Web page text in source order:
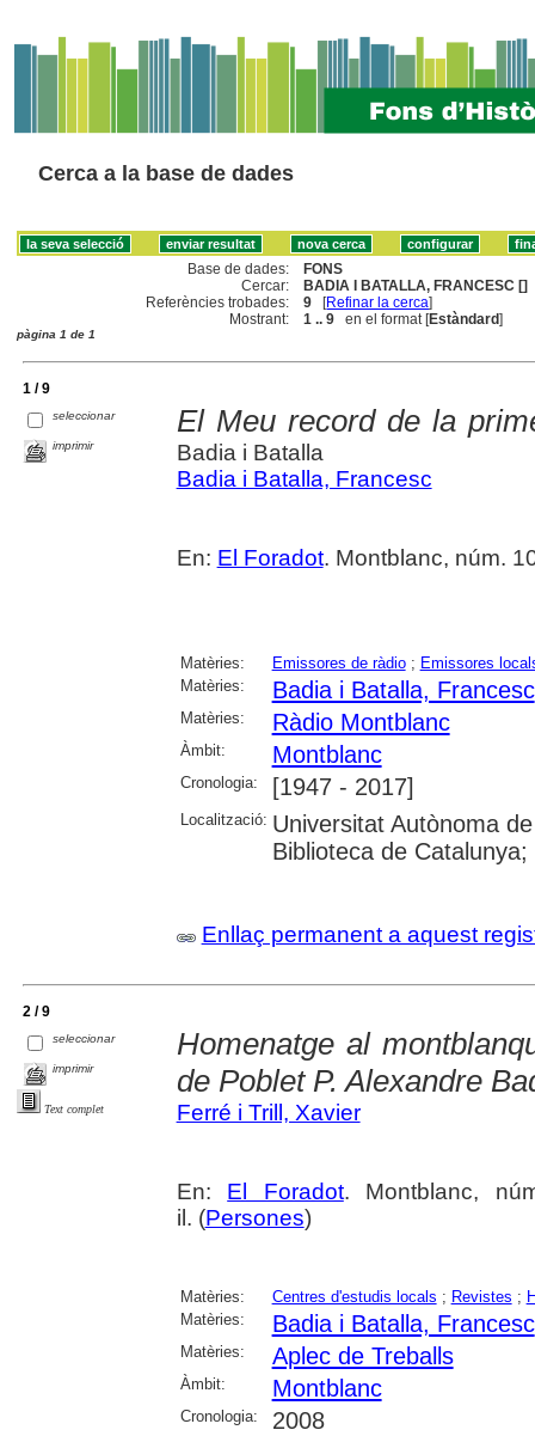
Cerca a la base de dades
Base de dades:
FONS
Cercar:
BADIA I BATALLA, FRANCESC []
Referències trobades:
9 [Refinar la cerca]
Mostrant:
1 .. 9 en el format [Estàndard]
pàgina 1 de 1
1 / 9
seleccionar
imprimir
El Meu record de la
Badia i Batalla
Badia i Batalla, Francesc
En: El Foradot. Montblanc, núm.
Matèries: Emissores de ràdio; Emissores
Matèries:
Badia i Batalla, Francesc
Matèries: Ràdio Montblanc
Àmbit: Montblanc
Cronologia: [1947 - 2017]
Localització: Universitat Autònoma
Biblioteca de
Enllaç permanent a aquest
2 / 9
seleccionar
imprimir
Text complet
Homenatge al
de Poblet P. Alexandre
Ferré i Trill, Xavier
En: El Foradot. Montblanc,
il. (Persones)
Matèries: Centres d'estudis locals ; Revistes ;
Matèries:
Badia i Batalla, Francesc
Matèries: Aplec de Treballs
Àmbit: Montblanc
Cronologia: 2008